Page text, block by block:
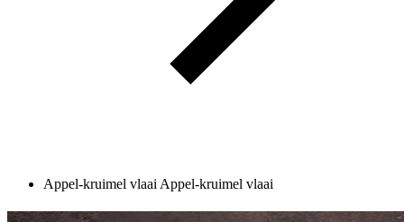
Appel-kruimel vlaai Appel-kruimel vlaai